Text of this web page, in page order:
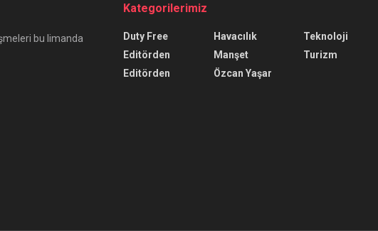
bu limanda
Kategorilerimiz
Duty Free
Editörden
Editörden
Havacılık
Manşet
Özcan Yaşar
Teknoloji
Turizm